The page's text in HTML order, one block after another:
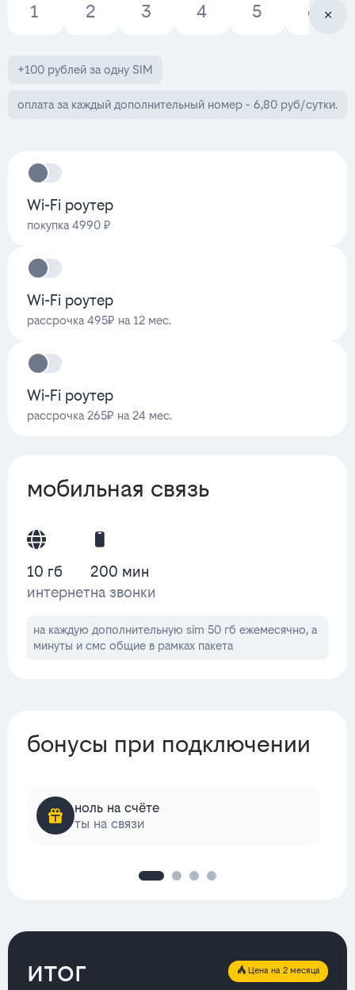
1 2 3 4 5 6
+100 рублей за одну SIM
оплата за каждый дополнительный номер - 6,80 руб/сутки.
Wi-Fi роутер
покупка 4990 ₽
Wi-Fi роутер
рассрочка 495₽ на 12 мес.
Wi-Fi роутер
рассрочка 265₽ на 24 мес.
мобильная связь
10 гб
интернет
200 мин
на звонки
на каждую дополнительную sim 50 гб ежемесячно, а
минуты и смс общие в рамках пакета
бонусы при подключении
ноль на счёте
ты на связи
итог Цена на 2 месяца